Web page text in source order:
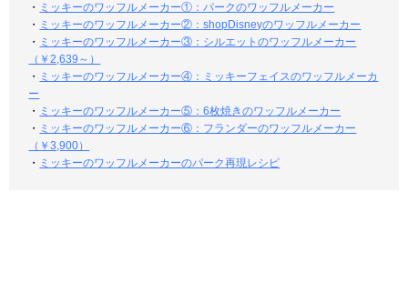
・ ミッキーのワッフルメーカー①：パークのワッフルメーカー
・ ミッキーのワッフルメーカー②：shopDisneyのワッフルメーカー
・ ミッキーのワッフルメーカー③：シルエットのワッフルメーカー
（￥2,639～）
・ ミッキーのワッフルメーカー④：ミッキーフェイスのワッフルメーカ
ー
・ ミッキーのワッフルメーカー⑤：6枚焼きのワッフルメーカー
・ ミッキーのワッフルメーカー⑥：フランダーのワッフルメーカー
（￥3,900）
・ ミッキーのワッフルメーカーのパーク再現レシピ